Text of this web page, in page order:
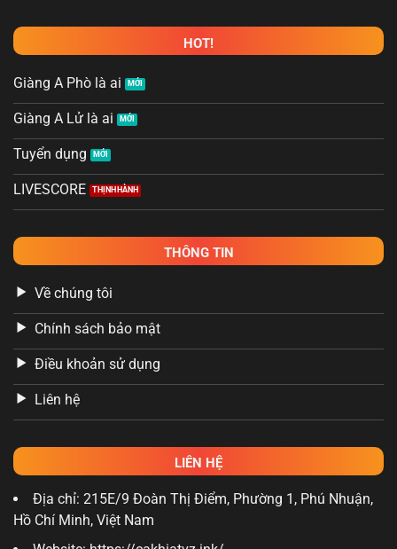
HOT!
Giàng A Phò là ai
Giàng A Lử là ai
Tuyển dụng
LIVESCORE
THÔNG TIN
Về chúng tôi
Chính sách bảo mật
Điều khoản sử dụng
Liên hệ
LIÊN HỆ
Địa chỉ: 215E/9 Đoàn Thị Điểm, Phường 1, Phú Nhuận,
Hồ Chí Minh, Việt Nam